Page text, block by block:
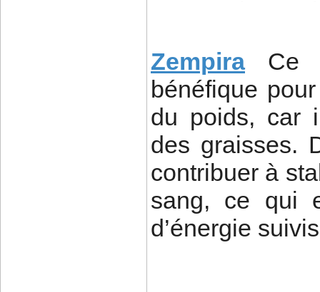
Zempira
Ce
bénéfique
du poids, car
des graisses.
contribuer à
sang, ce qui
d’énergie